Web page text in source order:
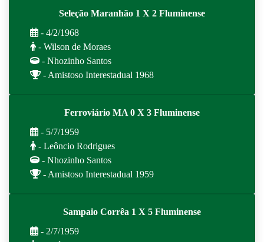
Seleção Maranhão 1 X 2 Fluminense
- 4/2/1968
- Wilson de Moraes
- Nhozinho Santos
- Amistoso Interestadual 1968
Ferroviário MA 0 X 3 Fluminense
- 5/7/1959
- Leôncio Rodrigues
- Nhozinho Santos
- Amistoso Interestadual 1959
Sampaio Corrêa 1 X 5 Fluminense
- 2/7/1959